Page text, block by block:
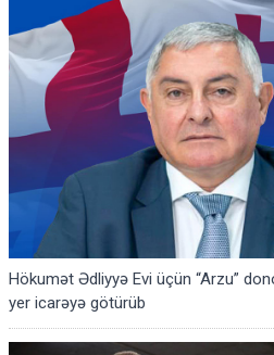
Hökumət Ədliyyə Evi üçün “Arzu”
yer icarəyə götürüb